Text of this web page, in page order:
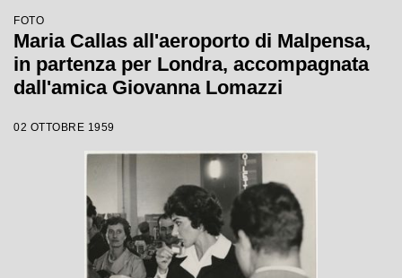
FOTO
Maria Callas all'aeroporto di Malpensa,
in partenza per Londra, accompagnata
dall'amica Giovanna Lomazzi
02 OTTOBRE 1959